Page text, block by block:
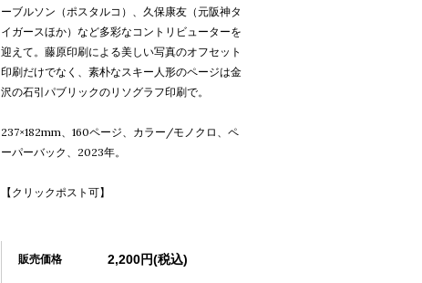
ーブルソン（ポスタルコ）、久保康友（元阪神タ
イガースほか）など多彩なコントリビューターを
迎えて。藤原印刷による美しい写真のオフセット
印刷だけでなく、素朴なスキー人形のページは金
沢の石引パブリックのリソグラフ印刷で。
237×182mm、160ページ、カラー/モノクロ、ペ
ーパーバック、2023年。
【クリックポスト可】
販売価格 2,200円(税込)